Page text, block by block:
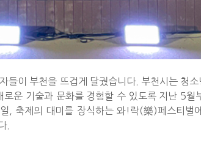
들이 부천을 뜨겁게 달궜습니다. 부천시는 청소
로운 기술과 문화를 경험할 수 있도록 지난 5월
, 축제의 대미를 장식하는 와!락(樂)페스티벌
.